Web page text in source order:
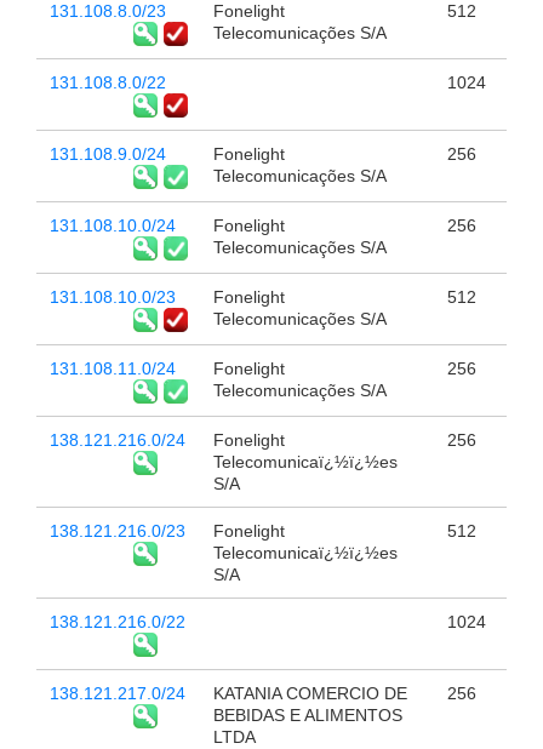
131.108.8.0/23
Fonelight
Telecomunicações S/A
512
131.108.8.0/22 1024
131.108.9.0/24
Fonelight
Telecomunicações S/A
256
131.108.10.0/24
Fonelight
Telecomunicações S/A
256
131.108.10.0/23
Fonelight
Telecomunicações S/A
512
131.108.11.0/24
Fonelight
Telecomunicações S/A
256
138.121.216.0/24
Fonelight
Telecomunicaï¿½ï¿½es
S/A
256
138.121.216.0/23
Fonelight
Telecomunicaï¿½ï¿½es
S/A
512
138.121.216.0/22 1024
138.121.217.0/24
KATANIA COMERCIO DE
BEBIDAS E ALIMENTOS
LTDA
256